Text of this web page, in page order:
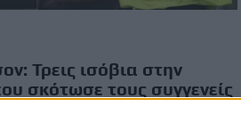
Τρεις ισόβια στην
σκότωσε τους συγγενείς